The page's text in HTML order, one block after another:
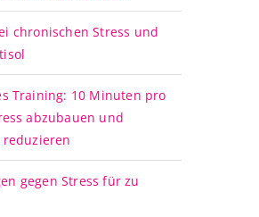
chronischen Stress und
Training: 10 Minuten pro
abzubauen und
reduzieren
gegen Stress für zu